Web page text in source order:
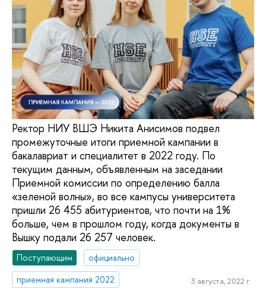
Ректор НИУ ВШЭ Никита Анисимов подвел
промежуточные итоги приемной кампании в
бакалавриат и специалитет в 2022 году. По
текущим данным, объявленным на заседании
Приемной комиссии по определению балла
«зеленой волны», во все кампусы университета
пришли 26 455 абитуриентов, что почти на 1%
больше, чем в прошлом году, когда документы в
Вышку подали 26 257 человек.
Поступающим
официально
приемная кампания 2022
3 августа, 2022 г.